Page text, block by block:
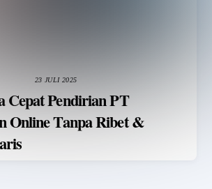
23 JULI 2025
Cepat Pendirian PT
Online Tanpa Ribet &